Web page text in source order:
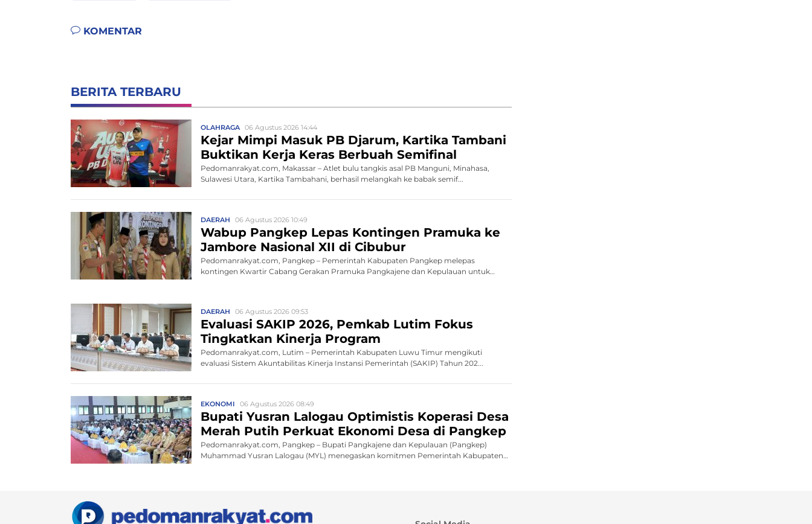
KOMENTAR
BERITA TERBARU
OLAHRAGA 06 Agustus 2026 14:44
Kejar Mimpi Masuk PB Djarum, Kartika Tambani
Buktikan Kerja Keras Berbuah Semifinal
Pedomanrakyat.com, Makassar – Atlet bulu tangkis asal PB Manguni, Minahasa,
Sulawesi Utara, Kartika Tambahani, berhasil melangkah ke babak semif...
DAERAH 06 Agustus 2026 10:49
Wabup Pangkep Lepas Kontingen Pramuka ke
Jambore Nasional XII di Cibubur
Pedomanrakyat.com, Pangkep – Pemerintah Kabupaten Pangkep melepas
kontingen Kwartir Cabang Gerakan Pramuka Pangkajene dan Kepulauan untuk
DAERAH 06 Agustus 2026 09:53
Evaluasi SAKIP 2026, Pemkab Lutim Fokus
Tingkatkan Kinerja Program
Pedomanrakyat.com, Lutim – Pemerintah Kabupaten Luwu Timur mengikuti
evaluasi Sistem Akuntabilitas Kinerja Instansi Pemerintah (SAKIP) Tahun 202...
EKONOMI 06 Agustus 2026 08:49
Bupati Yusran Lalogau Optimistis Koperasi Desa
Merah Putih Perkuat Ekonomi Desa di Pangkep
Pedomanrakyat.com, Pangkep – Bupati Pangkajene dan Kepulauan (Pangkep)
Muhammad Yusran Lalogau (MYL) menegaskan komitmen Pemerintah Kabupaten